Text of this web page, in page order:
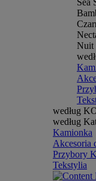
Sea
Nuit
według
według
Kamionka
Akcesoria
Przybory
Tekstylia